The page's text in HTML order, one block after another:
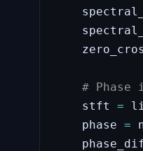
# Phase
    stft
=
    phase
=